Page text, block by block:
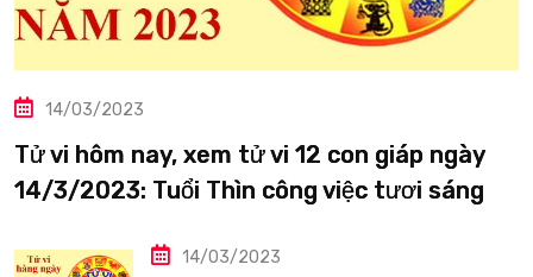
14/03/2023
Tử vi hôm nay, xem tử vi 12 con giáp ngày
14/3/2023: Tuổi Thìn công việc tươi sáng
14/03/2023